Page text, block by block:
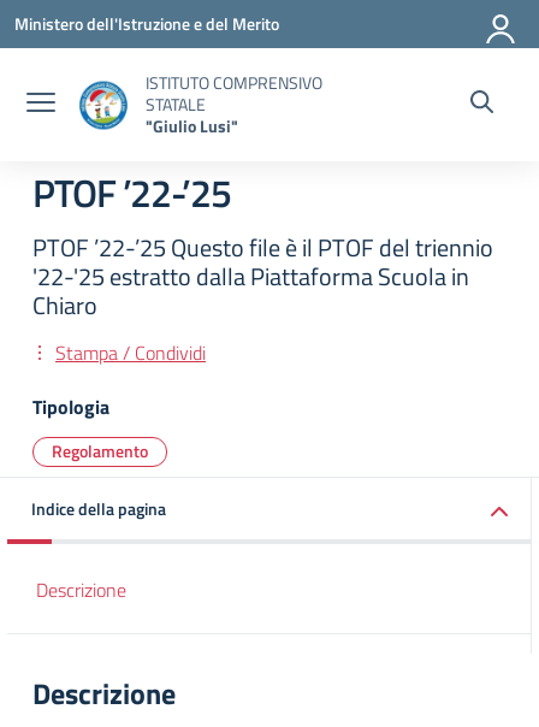
Vai ai contenuti
Vai al menu di navigazione
Vai al footer
Ministero dell'Istruzione e del Merito
ISTITUTO COMPRENSIVO
STATALE
"Giulio Lusi"
PTOF ’22-’25
PTOF ’22-’25 Questo file è il PTOF del triennio
'22-'25 estratto dalla Piattaforma Scuola in
Chiaro
Stampa / Condividi
Tipologia
Regolamento
Indice della pagina
Descrizione
Descrizione